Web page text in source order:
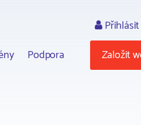
Podpora
Přihlásit
Založit